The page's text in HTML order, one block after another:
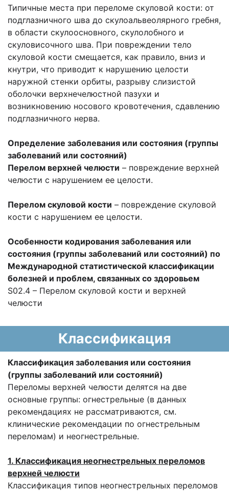
Типичные места при переломе скуловой кости: от
подглазничного шва до скуло­альвеолярного гребня,
в области скулоосновного, скулолобного и
скуловисочного шва. При повреждении тело
скуловой кости смещается, как правило, вниз и
кнутри, что приводит к нарушению целости
наружной стенки орбиты, разрыву слизистой
оболочки верхнечелюстной пазухи и
возникновению носового кровотечения, сдавлению
подглазничного нерва.
Определение заболевания или состояния (группы
заболеваний или состояний)
Перелом верхней челюсти – повреждение верхней
челюсти с нарушением ее целости.
Перелом скуловой кости – повреждение скуловой
кости с нарушением ее целости.
Особенности кодирования заболевания или
состояния (группы заболеваний или состояний) по
Международной статистической классификации
болезней и проблем, связанных со здоровьем
S02.4 – Перелом скуловой кости и верхней
челюсти
Классификация
Классификация заболевания или состояния
(группы заболеваний или состояний)
Переломы верхней челюсти делятся на две
основные группы: огнестрельные (в данных
рекомендациях не рассматриваются, см.
клинические рекомендации по огнестрельным
переломам) и неогнестрельные.
1. Классификация неогнестрельных переломов
верхней челюсти
Классификация типов неогнестрельных переломов